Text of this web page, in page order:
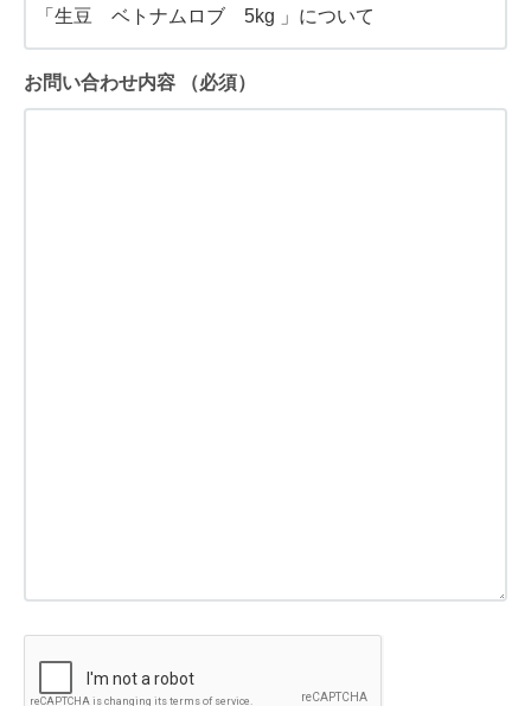
お問い合わせ内容 （必須）